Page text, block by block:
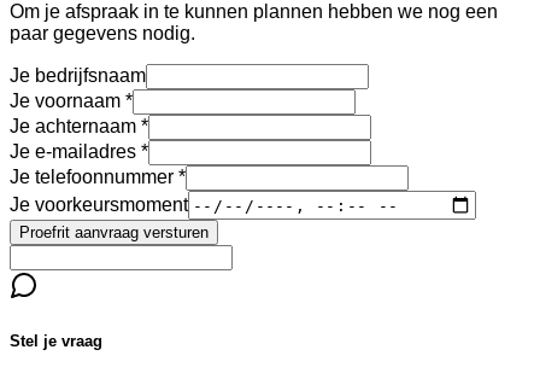
Om je afspraak in te kunnen plannen hebben we nog een
paar gegevens nodig.
Je bedrijfsnaam
Je voornaam
Je achternaam
Je e-mailadres
Je telefoonnummer
Je voorkeursmoment
Proefrit aanvraag versturen
Stel je vraag